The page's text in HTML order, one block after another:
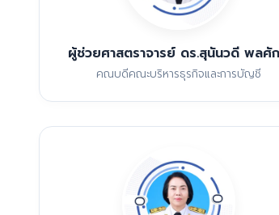
ผู้ช่วยศาสตราจารย์ ดร.สุนันวดี พลศั
คณบดีคณะบริหารธุรกิจและการบัญชี